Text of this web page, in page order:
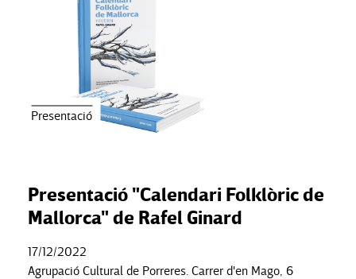
Presentació
Presentació "Calendari Folklòric de
Mallorca" de Rafel Ginard
17/12/2022
Agrupació Cultural de Porreres. Carrer d'en Mago, 6